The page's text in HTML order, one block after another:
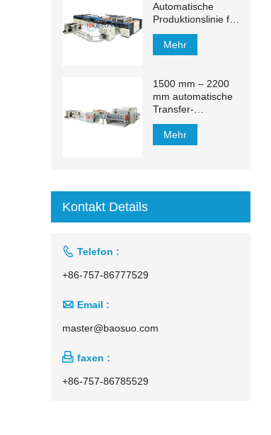
Automatische
Produktionslinie für
Gesichtstücher
Mehr
1500 mm – 2200
mm automatische
Transfer-
Produktionslinie für
Kosmetiktücher
Mehr
Kontakt Details
 Telefon :
+86-757-86777529
 Email :
master@baosuo.com
 faxen :
+86-757-86785529